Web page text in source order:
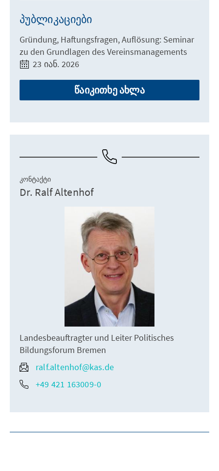
პუბლიკაციები
Gründung, Haftungsfragen, Auflösung: Seminar
zu den Grundlagen des Vereinsmanagements
23 იან. 2026
წაიკითხე ახლა
ᲙᲝᲜᲢᲐᲥᲢᲘ
Dr. Ralf Altenhof
Landesbeauftragter und Leiter Politisches
Bildungsforum Bremen
ralf.altenhof@kas.de
+49 421 163009-0